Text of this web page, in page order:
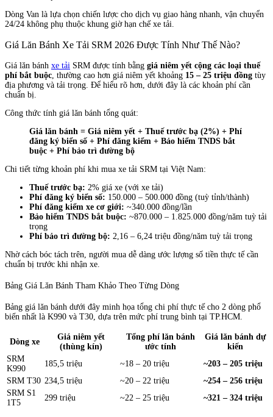
Dòng Van là lựa chọn chiến lược cho dịch vụ giao hàng nhanh, vận chuyển
24/24 không phụ thuộc khung giờ hạn chế xe tải.
Giá Lăn Bánh Xe Tải SRM 2026 Được Tính Như Thế Nào?
Giá lăn bánh xe tải SRM được tính bằng giá niêm yết cộng các loại thuế
phí bắt buộc, thường cao hơn giá niêm yết khoảng 15 – 25 triệu đồng tùy
địa phương và tải trọng. Để hiểu rõ hơn, dưới đây là các khoản phí cần
chuẩn bị.
Công thức tính giá lăn bánh tổng quát:
Giá lăn bánh = Giá niêm yết + Thuế trước bạ (2%) + Phí
đăng ký biển số + Phí đăng kiểm + Bảo hiểm TNDS bắt
buộc + Phí bảo trì đường bộ
Chi tiết từng khoản phí khi mua xe tải SRM tại Việt Nam:
Thuế trước bạ: 2% giá xe (với xe tải)
Phí đăng ký biển số: 150.000 – 500.000 đồng (tuỳ tỉnh/thành)
Phí đăng kiểm xe cơ giới: ~340.000 đồng/lần
Bảo hiểm TNDS bắt buộc: ~870.000 – 1.825.000 đồng/năm tuỳ tải
trọng
Phí bảo trì đường bộ: 2,16 – 6,24 triệu đồng/năm tuỳ tải trọng
Nhờ cách bóc tách trên, người mua dễ dàng ước lượng số tiền thực tế cần
chuẩn bị trước khi nhận xe.
Bảng Giá Lăn Bánh Tham Khảo Theo Từng Dòng
Bảng giá lăn bánh dưới đây minh họa tổng chi phí thực tế cho 2 dòng phổ
biến nhất là K990 và T30, dựa trên mức phí trung bình tại TP.HCM.
Dòng xe
Giá niêm yết
(thùng kín)
Tổng phí lăn bánh
ước tính
Giá lăn bánh dự
kiến
SRM
K990
185,5 triệu ~18 – 20 triệu
~203 – 205 triệu
SRM T30 234,5 triệu ~20 – 22 triệu
~254 – 256 triệu
SRM S1
1T5
299 triệu ~22 – 25 triệu ~321 – 324 triệu